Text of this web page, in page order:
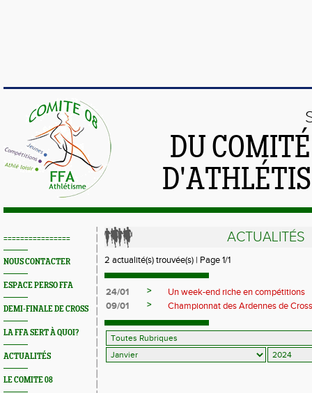
DU
================
NOUS CONTACTER
ESPACE PERSO FFA
DEMI-FINALE DE CROSS
LA FFA SERT À QUOI?
ACTUALITÉS
LE COMITE 08
ACTUALITÉS
2 actualité(s) trouvée(s) | Page 1/1
24/01 >
Un week-end riche en compétitions
09/01
> Championnat des Ardennes de